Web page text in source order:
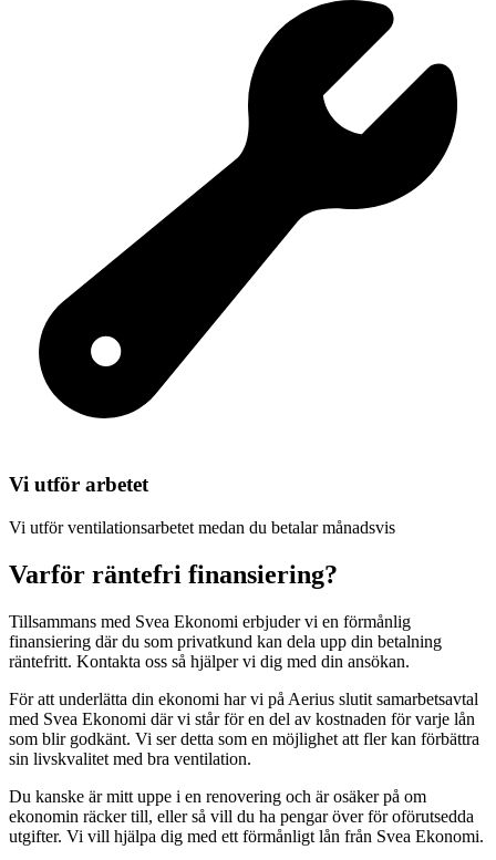
Vi utför arbetet
Vi utför ventilationsarbetet medan du betalar månadsvis
Varför räntefri finansiering?
Tillsammans med Svea Ekonomi erbjuder vi en förmånlig
finansiering där du som privatkund kan dela upp din betalning
räntefritt. Kontakta oss så hjälper vi dig med din ansökan.
För att underlätta din ekonomi har vi på Aerius slutit samarbetsavtal
med Svea Ekonomi där vi står för en del av kostnaden för varje lån
som blir godkänt. Vi ser detta som en möjlighet att fler kan förbättra
sin livskvalitet med bra ventilation.
Du kanske är mitt uppe i en renovering och är osäker på om
ekonomin räcker till, eller så vill du ha pengar över för oförutsedda
utgifter. Vi vill hjälpa dig med ett förmånligt lån från Svea Ekonomi.